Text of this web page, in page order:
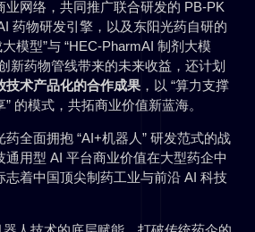
业网络，共同推广联合研发的 PB-PK
药物研发引擎，以及东阳光药自研的
模型”与 “HEC-PharmAI 制剂大模
新药物管线带来的未来收益，还计划
技术产品化的合作成果 ，以 “算力支撑
的模式，共拓商业价值新蓝海。
全面拥抱 “AI+机器人” 研发范式的战
用型 AI 平台商业价值在大型药企中
志着中国顶尖制药工业与前沿 AI 科技